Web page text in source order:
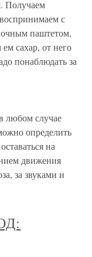
Получаем
с
паштетом,
сахар, от него
понаблюдать за
любом случае
определить
на
движения
за звуками и